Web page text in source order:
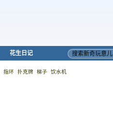
花生日记
指环 扑克牌 梯子 饮水机